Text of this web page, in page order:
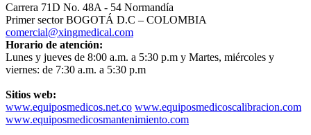
Carrera 71D No. 48A - 54 Normandía
Primer sector BOGOTÁ D.C – COLOMBIA
comercial@xingmedical.com
Horario de atención:
Lunes y jueves de 8:00 a.m. a 5:30 p.m y Martes, miércoles y
viernes: de 7:30 a.m. a 5:30 p.m
Sitios web:
www.equiposmedicos.net.co www.equiposmedicoscalibracion.com
www.equiposmedicosmantenimiento.com